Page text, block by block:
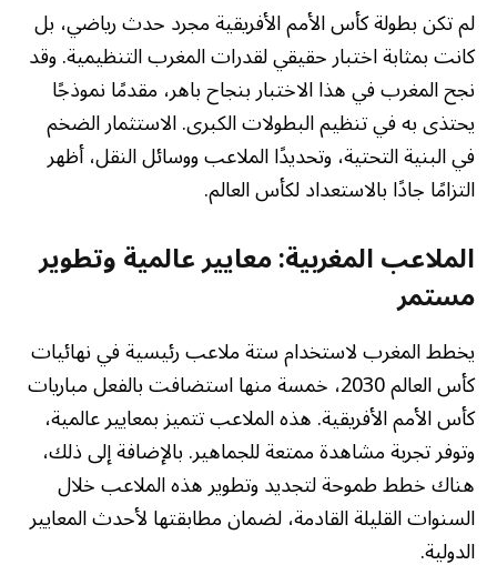
لم تكن بطولة كأس الأمم الأفريقية مجرد حدث رياضي، بل
كانت بمثابة اختبار حقيقي لقدرات المغرب التنظيمية. وقد
نجح المغرب في هذا الاختبار بنجاح باهر، مقدمًا نموذجًا
يحتذى به في تنظيم البطولات الكبرى. الاستثمار الضخم
في البنية التحتية، وتحديدًا الملاعب ووسائل النقل، أظهر
التزامًا جادًا بالاستعداد لكأس العالم.
الملاعب المغربية: معايير عالمية وتطوير
مستمر
يخطط المغرب لاستخدام ستة ملاعب رئيسية في نهائيات
كأس العالم 2030، خمسة منها استضافت بالفعل مباريات
كأس الأمم الأفريقية. هذه الملاعب تتميز بمعايير عالمية،
وتوفر تجربة مشاهدة ممتعة للجماهير. بالإضافة إلى ذلك،
هناك خطط طموحة لتجديد وتطوير هذه الملاعب خلال
السنوات القليلة القادمة، لضمان مطابقتها لأحدث المعايير
الدولية.